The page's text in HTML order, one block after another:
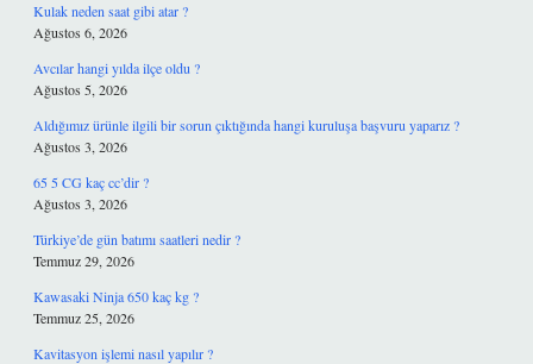
Kulak neden saat gibi atar ?
Ağustos 6, 2026
Avcılar hangi yılda ilçe oldu ?
Ağustos 5, 2026
Aldığımız ürünle ilgili bir sorun çıktığında hangi kuruluşa başvuru yaparız ?
Ağustos 3, 2026
65 5 CG kaç cc’dir ?
Ağustos 3, 2026
Türkiye’de gün batımı saatleri nedir ?
Temmuz 29, 2026
Kawasaki Ninja 650 kaç kg ?
Temmuz 25, 2026
Kavitasyon işlemi nasıl yapılır ?